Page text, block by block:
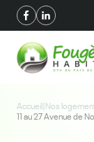
Accueil|Nos
11 au 27 Avenue de